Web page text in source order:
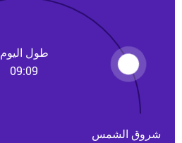
طول اليوم
09:09
شروق الشمس